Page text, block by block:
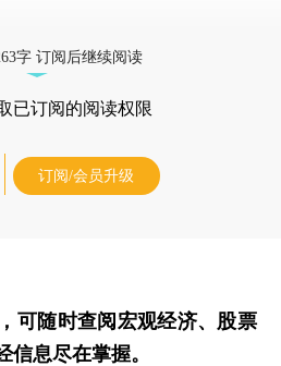
字 订阅后继续阅读
已订阅的阅读权限
订阅/会员升级
，可随时查阅宏观经济、股票
息尽在掌握。